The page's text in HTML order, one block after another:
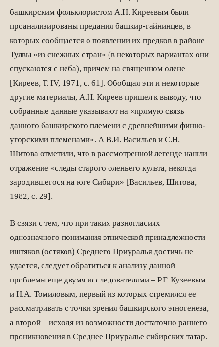
башкирским фольклористом А.Н. Киреевым были
проанализированы предания башкир-гайнинцев, в
которых сообщается о появлении их предков в районе
Тулвы «из снежных стран» (в некоторых вариантах они
спускаются с неба), причем на священном олене
[Киреев, Т. IV, 1971, с. 61]. Обобщая эти и некоторые
другие материалы, А.Н. Киреев пришел к выводу, что
собранные данные указывают на «прямую связь
данного башкирского племени с древнейшими финно-
угорскими племе­нами». А В.И. Васильев и С.Н.
Шитова отметили, что в рассмотренной легенде нашли
отражение «следы старого оленьего культа, некогда
зародившегося на юге Сибири» [Васильев, Шитова,
1982, с. 29].
В связи с тем, что при таких разногласиях
однозначного понимания этниче­ской принадлежности
иштяков (остяков) Среднего Приуралья достичь не
удается, следует обратиться к анализу данной
проблемы еще двумя исследователями – Р.Г. Кузеевым
и Н.А. Томиловым, первый из которых стремился ее
рассматривать с точки зрения башкирского этногенеза,
а второй – исходя из возможности достаточ­но раннего
проникновения в Среднее Приуралье сибирских татар.